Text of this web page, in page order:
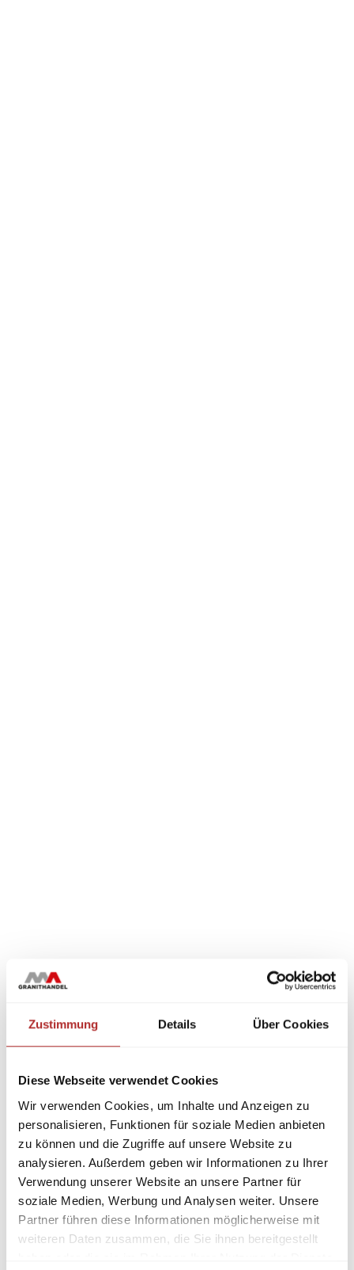
Zustimmung Details Über Cookies
Diese Webseite verwendet Cookies
Wir verwenden Cookies, um Inhalte und Anzeigen zu
personalisieren, Funktionen für soziale Medien anbieten
zu können und die Zugriffe auf unsere Website zu
analysieren. Außerdem geben wir Informationen zu Ihrer
Verwendung unserer Website an unsere Partner für
soziale Medien, Werbung und Analysen weiter. Unsere
Partner führen diese Informationen möglicherweise mit
weiteren Daten zusammen, die Sie ihnen bereitgestellt